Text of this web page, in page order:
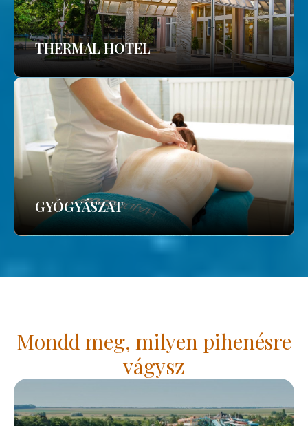
THERMAL HOTEL
GYÓGYÁSZAT
Mondd meg, milyen pihenésre
vágysz